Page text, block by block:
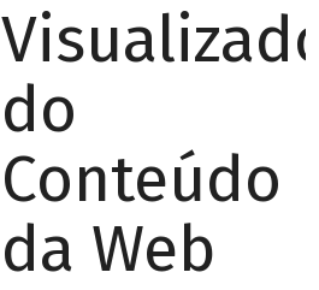
Visualizador
do
Conteúdo
da Web